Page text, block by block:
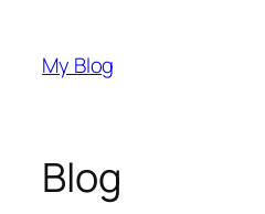
contenido
My Blog
Blog